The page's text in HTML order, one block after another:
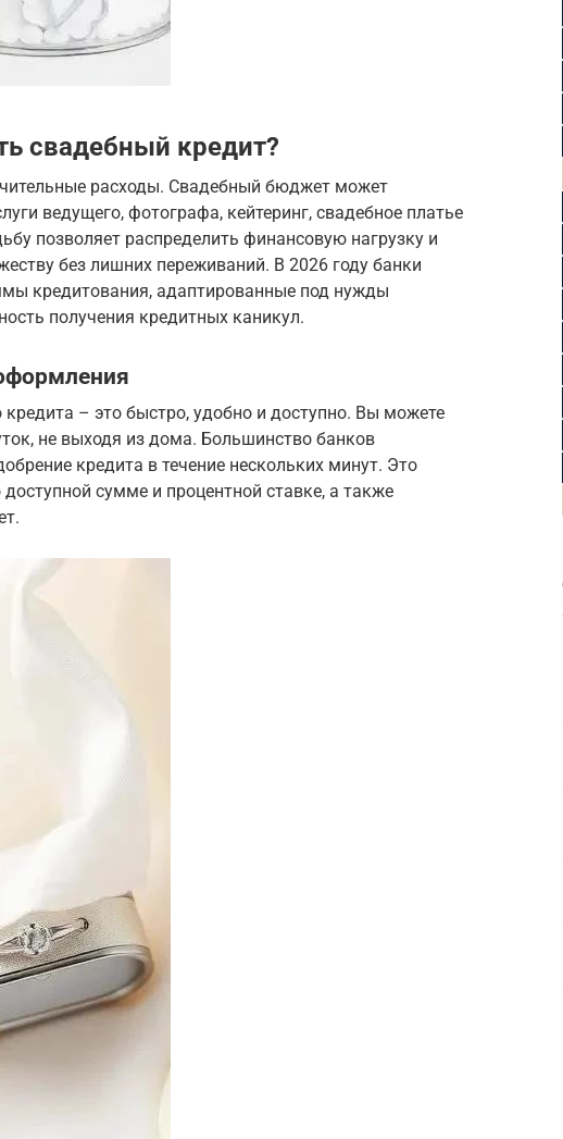
свадебный кредит?
расходы. Свадебный бюджет может
ведущего, фотографа, кейтеринг, свадебное платье
позволяет распределить финансовую нагрузку и
без лишних переживаний. В 2026 году банки
кредитования, адаптированные под нужды
получения кредитных каникул.
– это быстро, удобно и доступно. Вы можете
не выходя из дома. Большинство банков
кредита в течение нескольких минут. Это
сумме и процентной ставке, а также